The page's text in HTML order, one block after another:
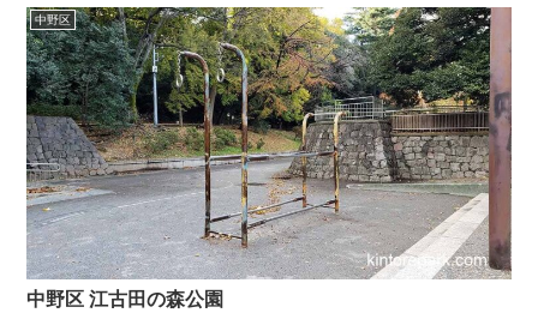
中野区
中野区 江古田の森公園